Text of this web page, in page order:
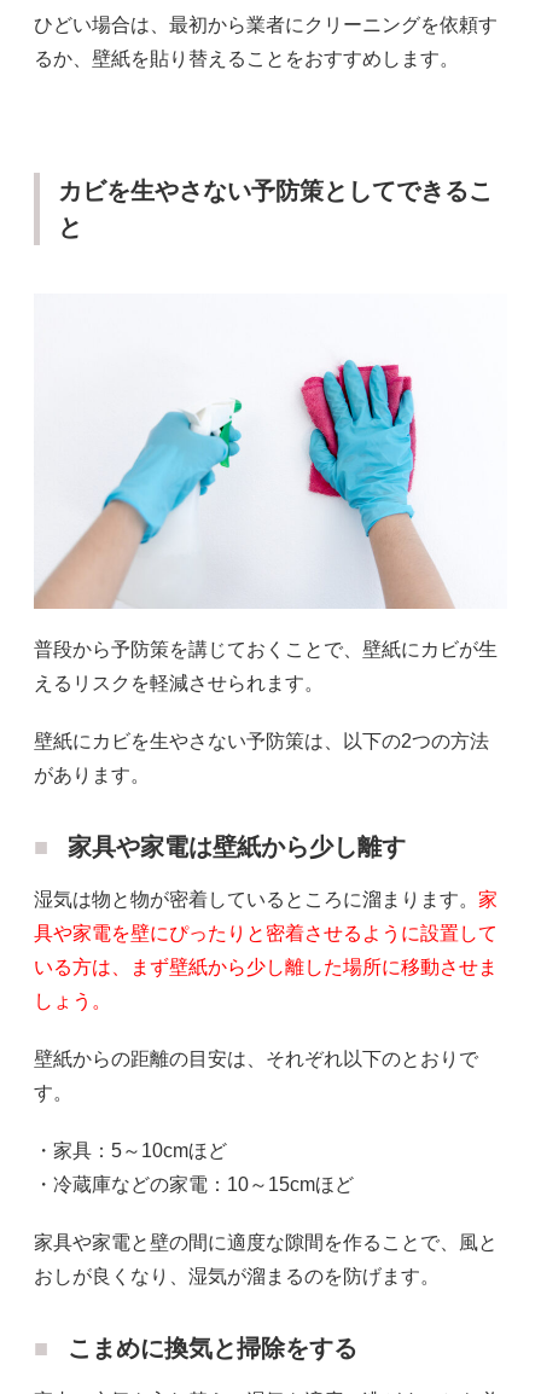
ひどい場合は、最初から業者にクリーニングを依頼す
るか、壁紙を貼り替えることをおすすめします。
カビを生やさない予防策としてできるこ
と
普段から予防策を講じておくことで、壁紙にカビが生
えるリスクを軽減させられます。
壁紙にカビを生やさない予防策は、以下の2つの方法
があります。
家具や家電は壁紙から少し離す
湿気は物と物が密着しているところに溜まります。 家
具や家電を壁にぴったりと密着させるように設置して
いる方は、まず壁紙から少し離した場所に移動させま
しょう。
壁紙からの距離の目安は、それぞれ以下のとおりで
す。
・家具：5～10cmほど
・冷蔵庫などの家電：10～15cmほど
家具や家電と壁の間に適度な隙間を作ることで、風と
おしが良くなり、湿気が溜まるのを防げます。
こまめに換気と掃除をする